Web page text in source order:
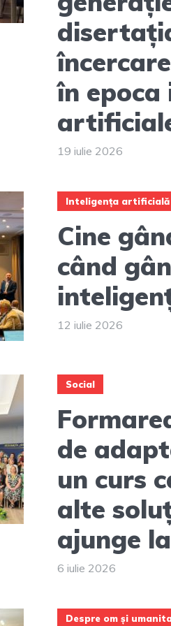
în
19 iulie 2026
Inteligența artificială
Cine
când
12 iulie 2026
Social
de
un curs
alte
ajunge
6 iulie 2026
Despre om și